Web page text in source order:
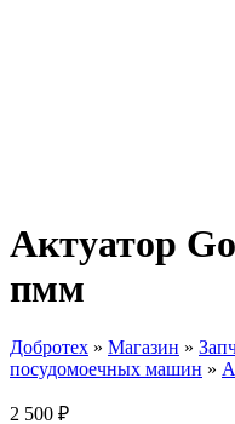
Актуатор
пмм
Добротех » Магазин »
посудомоечных машин »
2 500 ₽